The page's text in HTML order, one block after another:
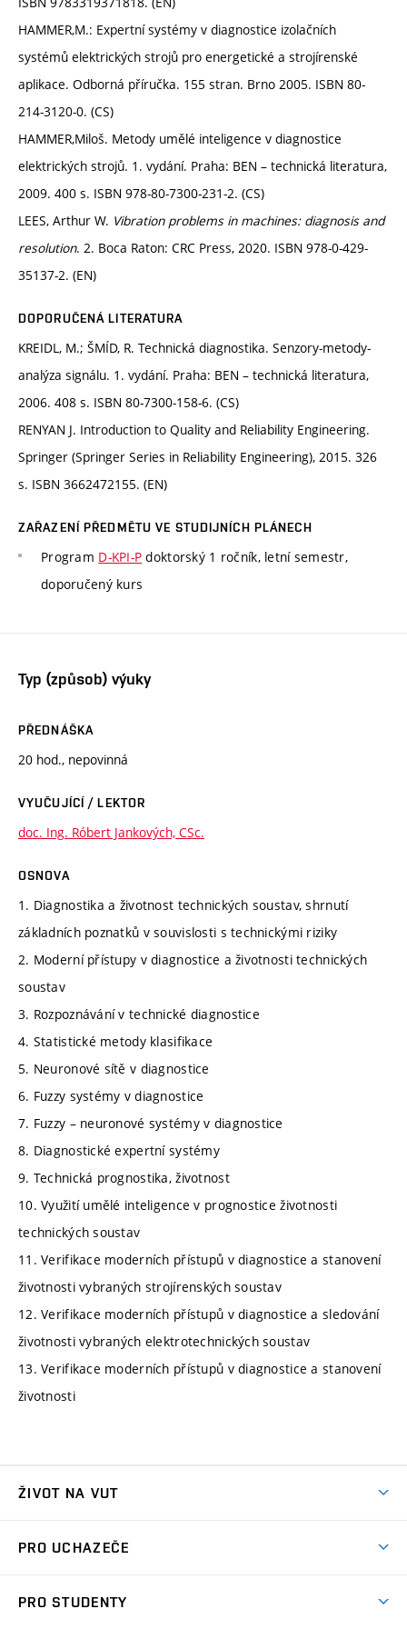
HAMMER,M.: Expertní systémy v diagnostice izolačních
systémů elektrických strojů pro energetické a strojírenské
aplikace. Odborná příručka. 155 stran. Brno 2005. ISBN 80-
214-3120-0. (CS)
HAMMER,Miloš. Metody umělé inteligence v diagnostice
elektrických strojů. 1. vydání. Praha: BEN – technická literatura,
2009. 400 s. ISBN 978-80-7300-231-2. (CS)
LEES, Arthur W. Vibration problems in machines: diagnosis and
resolution. 2. Boca Raton: CRC Press, 2020. ISBN 978-0-429-
35137-2. (EN)
DOPORUČENÁ LITERATURA
KREIDL, M.; ŠMÍD, R. Technická diagnostika. Senzory-metody-
analýza signálu. 1. vydání. Praha: BEN – technická literatura,
2006. 408 s. ISBN 80-7300-158-6. (CS)
RENYAN J. Introduction to Quality and Reliability Engineering.
Springer (Springer Series in Reliability Engineering), 2015. 326
s. ISBN 3662472155. (EN)
ZAŘAZENÍ PŘEDMĚTU VE STUDIJNÍCH PLÁNECH
Program D-KPI-P doktorský 1 ročník, letní semestr,
doporučený kurs
Typ (způsob) výuky
PŘEDNÁŠKA
20 hod., nepovinná
VYUČUJÍCÍ / LEKTOR
doc. Ing. Róbert Jankových, CSc.
OSNOVA
1. Diagnostika a životnost technických soustav, shrnutí
základních poznatků v souvislosti s technickými riziky
2. Moderní přístupy v diagnostice a životnosti technických
soustav
3. Rozpoznávání v technické diagnostice
4. Statistické metody klasifikace
5. Neuronové sítě v diagnostice
6. Fuzzy systémy v diagnostice
7. Fuzzy – neuronové systémy v diagnostice
8. Diagnostické expertní systémy
9. Technická prognostika, životnost
10. Využití umělé inteligence v prognostice životnosti
technických soustav
11. Verifikace moderních přístupů v diagnostice a stanovení
životnosti vybraných strojírenských soustav
12. Verifikace moderních přístupů v diagnostice a sledování
životnosti vybraných elektrotechnických soustav
13. Verifikace moderních přístupů v diagnostice a stanovení
životnosti
ŽIVOT NA VUT
Koleje
PRO UCHAZEČE
PRO STUDENTY